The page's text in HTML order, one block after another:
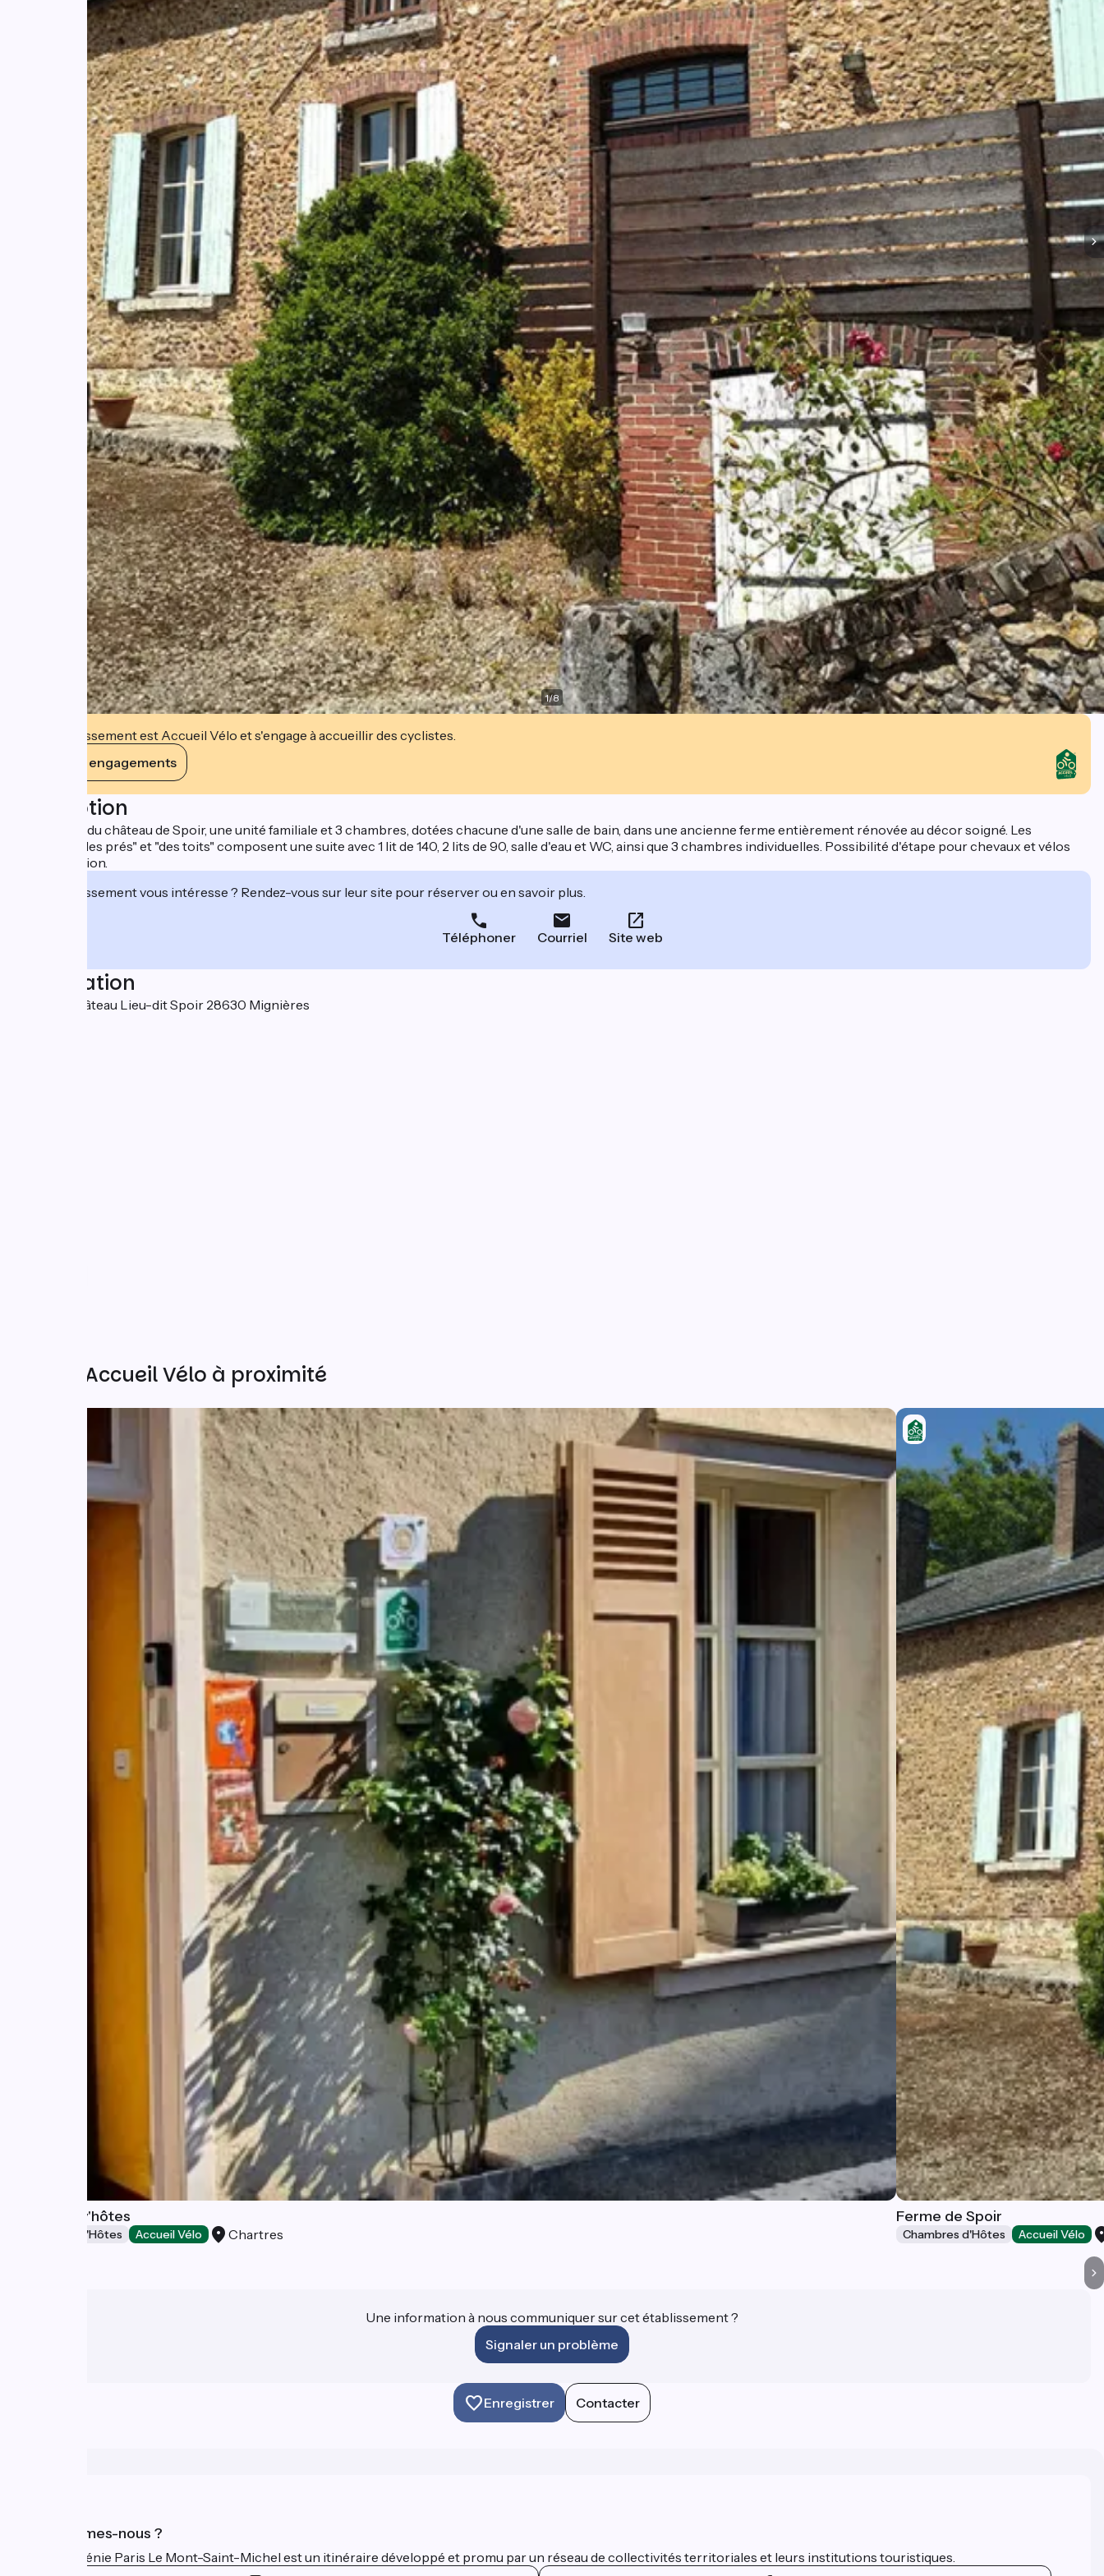
1/8
Cet établissement est Accueil Vélo et s'engage à accueillir des cyclistes.
Voir ses engagements
Description
A proximité du château de Spoir, une unité familiale et 3 chambres, dotées chacune d'une salle de bain, dans une ancienne ferme entièrement rénovée au décor soigné. Les
chambres "des prés" et "des toits" composent une suite avec 1 lit de 140, 2 lits de 90, salle d'eau et WC, ainsi que 3 chambres individuelles. Possibilité d'étape pour chevaux et vélos
sur réservation.
Cet établissement vous intéresse ? Rendez-vous sur leur site pour réserver ou en savoir plus.
Téléphoner Courriel Site web
Localisation
2 Rue du Château Lieu-dit Spoir 28630 Mignières
Autres Accueil Vélo à proximité
Les Conviv'hôtes
Chambres d'Hôtes Accueil Vélo Chartres
Ferme de Spoir
Chambres d'Hôtes Accueil Vélo
Une information à nous communiquer sur cet établissement ?
Signaler un problème
Enregistrer Contacter
Qui sommes-nous ?
La Véloscénie Paris Le Mont-Saint-Michel est un itinéraire développé et promu par un réseau de collectivités territoriales et leurs institutions touristiques.